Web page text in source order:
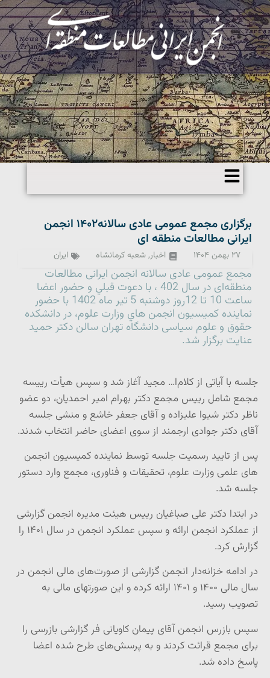
برگزاری مجمع عمومی عادی سالانه۱۴۰۲ انجمن
ایرانی مطالعات منطقه ای
۲۷ بهمن ۱۴۰۴ اخبار,شعبه کرمانشاه ایران
مجمع عمومی عادی سالانه انجمن ایرانی مطالعات
منطقه‌ای در سال 402 ، با دعوت قبلي و حضور اعضا
ساعت 10 تا 12روز دوشنبه 5 تير ماه 1402 با حضور
نماينده كميسيون انجمن هاي وزارت علوم، در دانشکده
حقوق و علوم سیاسی دانشگاه تهران سالن دکتر حمید
عنایت برگزار شد.
جلسه با آیاتی از کلاما… مجید آغاز شد و سپس هیأت رییسه
مجمع شامل رییس مجمع دکتر بهرام امیر احمدیان، دو عضو
ناظر دکتر شیوا علیزاده و آقای جعفر خاشع و منشی جلسه
آقای دکتر جوادی ارجمند از سوی اعضای حاضر انتخاب شدند.
پس از تایید رسمیت جلسه توسط نماینده کمیسیون انجمن
های علمی وزارت علوم، تحقیقات و فناوری، مجمع وارد دستور
جلسه شد.
در ابتدا دکتر علی صباغیان رییس هیئت مدیره انجمن گزارشی
از عملکرد انجمن ارائه و سپس عملکرد انجمن در سال ۱۴۰۱ را
گزارش کرد.
در ادامه خزانه‌دار انجمن گزارشی از صورت‌های مالی انجمن در
سال مالی ۱۴۰۰ و ۱۴۰۱ ارائه کرده و این صورتهای مالی به
تصویب رسید.
سپس بازرس انجمن آقای پیمان کاویانی فر گزارشی بازرسی را
برای مجمع قرائت کردند و به پرسش‌های طرح شده اعضا
پاسخ داده شد.